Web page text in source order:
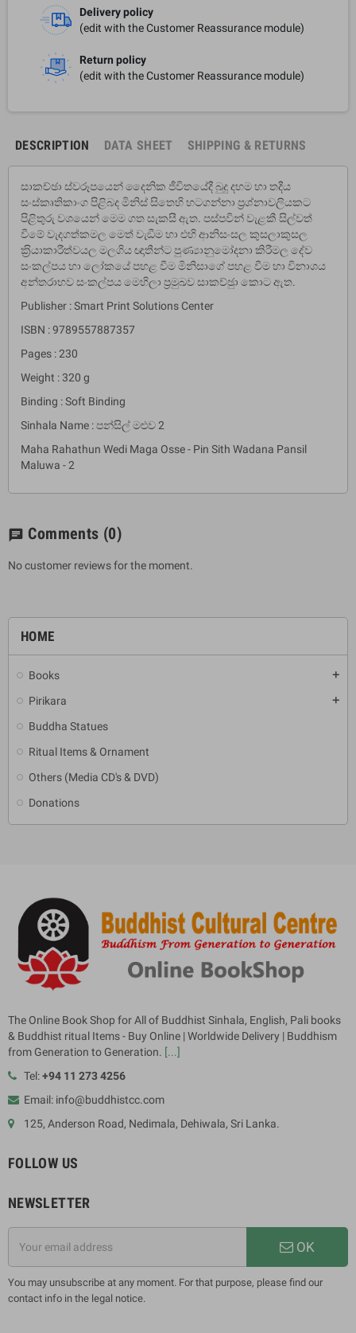
HOME
Books add
Pirikara add
Buddha Statues
Ritual Items & Ornament
Others (Media CD's & DVD)
Donations
Delivery policy
(edit with the Customer Reassurance module)
Return policy
(edit with the Customer Reassurance module)
DESCRIPTION DATA SHEET SHIPPING & RETURNS
සාකච්ඡා ස්වරූපයෙන් දෛනික ජීවිතයේදී බුදු දහම හා තදීය
සංස්කෘතිකාංග පිළිබද මිනිස් සිතෙහි හටගන්නා ප‍්‍රශ්නාවලියකට
පිළිතුරු වශයෙන් මෙම ගත සැකසී ඇත. පස්පවින් වැළකී සිල්වත්
වීමේ වැදගත්කමල මෙත් වැඞීම හා එහි ආනිසංසල කුසලාකුසල
ක‍්‍රියාකාරීත්වයල මලගිය ඥාතීන්ට පුණ්‍යානුමෝදනා කිරීමල දේව
සංකල්පය හා ලෝකයේ පහළ වීම මිනිසාගේ පහළ වීම හා විනාශය
අන්තරාභව සංකල්පය මෙහිලා ප‍්‍රමුඛව සාකච්ඡුා කොට ඇත.
Publisher : Smart Print Solutions Center
ISBN : 9789557887357
Pages : 230
Weight : 320 g
Binding : Soft Binding
Sinhala Name : පන්සිල් මළුව 2
Maha Rahathun Wedi Maga Osse - Pin Sith Wadana Pansil
Maluwa - 2
chat Comments (0)
No customer reviews for the moment.
The Online Book Shop for All of Buddhist Sinhala, English, Pali books
& Buddhist ritual Items - Buy Online | Worldwide Delivery | Buddhism
from Generation to Generation. [...]
Tel:+94 11 273 4256
Email: info@buddhistcc.com
125, Anderson Road, Nedimala, Dehiwala, Sri Lanka.
FOLLOW US
NEWSLETTER
OK
You may unsubscribe at any moment. For that purpose, please find our
contact info in the legal notice.